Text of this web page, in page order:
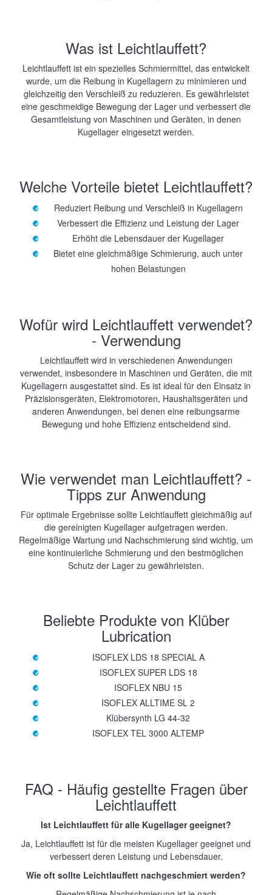
Was ist Leichtlauffett?
Leichtlauffett ist ein spezielles Schmiermittel, das entwickelt
wurde, um die Reibung in Kugellagern zu minimieren und
gleichzeitig den Verschleiß zu reduzieren. Es gewährleistet
eine geschmeidige Bewegung der Lager und verbessert die
Gesamtleistung von Maschinen und Geräten, in denen
Kugellager eingesetzt werden.
Welche Vorteile bietet Leichtlauffett?
Reduziert Reibung und Verschleiß in Kugellagern
Verbessert die Effizienz und Leistung der Lager
Erhöht die Lebensdauer der Kugellager
Bietet eine gleichmäßige Schmierung, auch unter
hohen Belastungen
Wofür wird Leichtlauffett verwendet?
- Verwendung
Leichtlauffett wird in verschiedenen Anwendungen
verwendet, insbesondere in Maschinen und Geräten, die mit
Kugellagern ausgestattet sind. Es ist ideal für den Einsatz in
Präzisionsgeräten, Elektromotoren, Haushaltsgeräten und
anderen Anwendungen, bei denen eine reibungsarme
Bewegung und hohe Effizienz entscheidend sind.
Wie verwendet man Leichtlauffett? -
Tipps zur Anwendung
Für optimale Ergebnisse sollte Leichtlauffett gleichmäßig auf
die gereinigten Kugellager aufgetragen werden.
Regelmäßige Wartung und Nachschmierung sind wichtig, um
eine kontinuierliche Schmierung und den bestmöglichen
Schutz der Lager zu gewährleisten.
Beliebte Produkte von Klüber
Lubrication
ISOFLEX LDS 18 SPECIAL A
ISOFLEX SUPER LDS 18
ISOFLEX NBU 15
ISOFLEX ALLTIME SL 2
Klübersynth LG 44-32
ISOFLEX TEL 3000 ALTEMP
FAQ - Häufig gestellte Fragen über
Leichtlauffett
Ist Leichtlauffett für alle Kugellager geeignet?
Ja, Leichtlauffett ist für die meisten Kugellager geeignet und
verbessert deren Leistung und Lebensdauer.
Wie oft sollte Leichtlauffett nachgeschmiert werden?